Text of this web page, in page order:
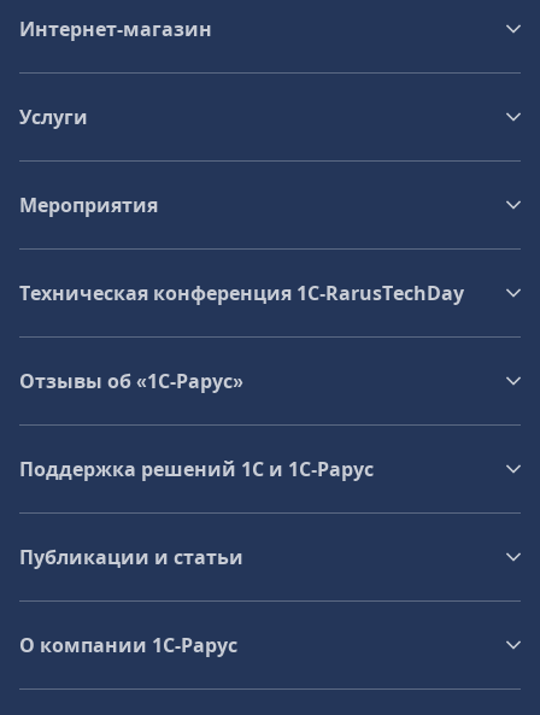
Интернет-магазин
Услуги
Мероприятия
Техническая конференция 1C‑RarusTechDay
Отзывы об «1С-Рарус»
Поддержка решений 1С и 1С‑Рарус
Публикации и статьи
О компании 1C-Рарус